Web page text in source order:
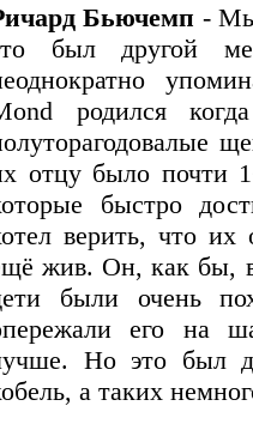
Бьючемп - Мы
был другой
родился
отцу было почти
быстро
верить, что
жив. Он, как бы,
были очень
его на
Но это был
а таких